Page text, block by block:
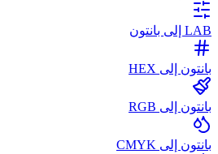
LAB إلى بانتون
بانتون إلى HEX
بانتون إلى RGB
بانتون إلى CMYK